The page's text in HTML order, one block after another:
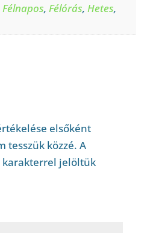
Félnapos,Félórás,Hetes,
elsőként
tesszük közzé. A
karakterrel jelöltük